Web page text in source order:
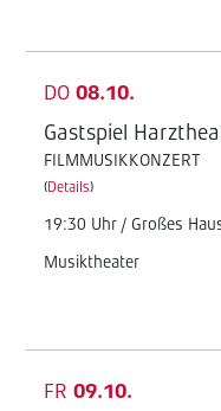
DO 08.10.
Gastspiel
FILMMUSIKKONZERT
(Details)
19:30 Uhr / Großes
Musiktheater
FR 09.10.